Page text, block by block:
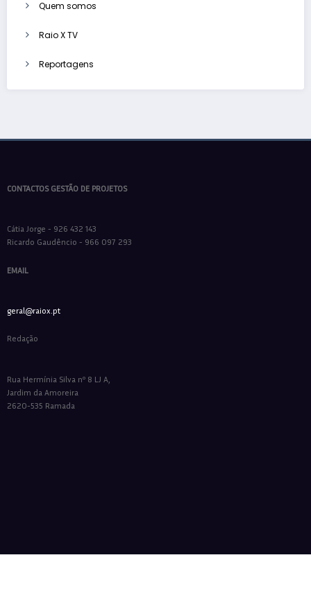
Quem somos
Raio X TV
Reportagens
CONTACTOS GESTÃO DE PROJETOS
Cátia Jorge - 926 432 143
Ricardo Gaudêncio - 966 097 293
EMAIL
geral@raiox.pt
Redação
Rua Hermínia Silva nº 8 LJ A,
Jardim da Amoreira
2620-535 Ramada